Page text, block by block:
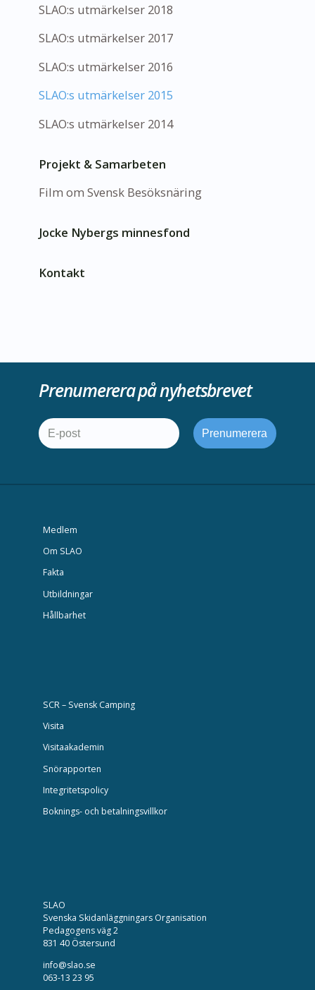
SLAO:s utmärkelser 2018
SLAO:s utmärkelser 2017
SLAO:s utmärkelser 2016
SLAO:s utmärkelser 2015
SLAO:s utmärkelser 2014
Projekt & Samarbeten
Film om Svensk Besöksnäring
Jocke Nybergs minnesfond
Kontakt
Prenumerera på nyhetsbrevet
Medlem
Om SLAO
Fakta
Utbildningar
Hållbarhet
SCR – Svensk Camping
Visita
Visitaakademin
Snörapporten
Integritetspolicy
Boknings- och betalningsvillkor
SLAO
Svenska Skidanläggningars Organisation
Pedagogens väg 2
831 40 Östersund
info@slao.se
063-13 23 95